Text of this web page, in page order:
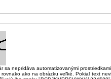
sa nepridáva automatizovanými
ako na obrázku veľké. Pokiaľ text